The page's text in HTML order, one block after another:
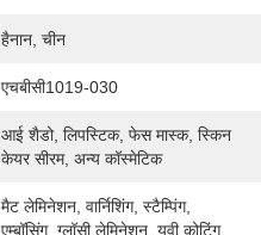
हैनान, चीन
एचबीसी1019-030
आई शैडो, लिपस्टिक, फेस मास्क, स्किन
केयर सीरम, अन्य कॉस्मेटिक
मैट लेमिनेशन, वार्निशिंग, स्टैम्पिंग,
एम्बॉसिंग, ग्लॉसी लेमिनेशन, यूवी कोटिंग,